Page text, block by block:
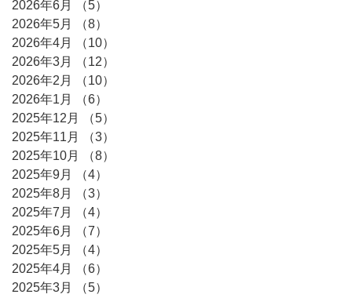
2026年6月 （5）
2026年5月
（8）
2026年4月
（10）
2026年3月
（12）
2026年2月
（10）
2026年1月
（6）
2025年12月
（5）
2025年11月
（3）
2025年10月
（8）
2025年9月
（4）
2025年8月
（3）
2025年7月
（4）
2025年6月
（7）
2025年5月
（4）
2025年4月
（6）
2025年3月
（5）